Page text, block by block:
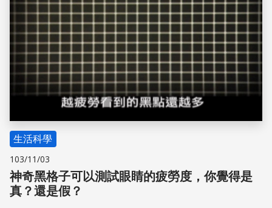
生活科學
103/11/03
神奇黑格子可以測試眼睛的疲勞度，你覺得是
真？還是假？